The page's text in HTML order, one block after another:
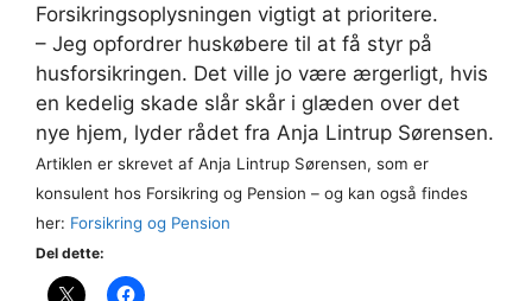
Forsikringsoplysningen vigtigt at prioritere.
– Jeg opfordrer huskøbere til at få styr på
husforsikringen. Det ville jo være ærgerligt, hvis
en kedelig skade slår skår i glæden over det
nye hjem, lyder rådet fra Anja Lintrup Sørensen.
Artiklen er skrevet af Anja Lintrup Sørensen, som er
konsulent hos Forsikring og Pension – og kan også findes
her: Forsikring og Pension
Del dette: